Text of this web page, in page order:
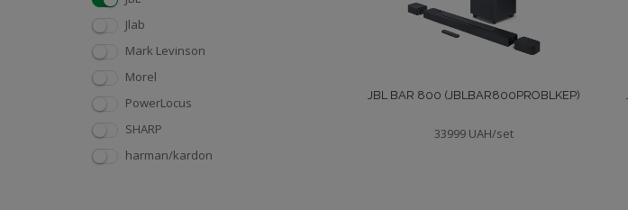
JBL BAR 800 (JBLBAR800PROBLKEP)
33999 UAH/set
Jlab
Mark Levinson
Morel
PowerLocus
SHARP
harman/kardon